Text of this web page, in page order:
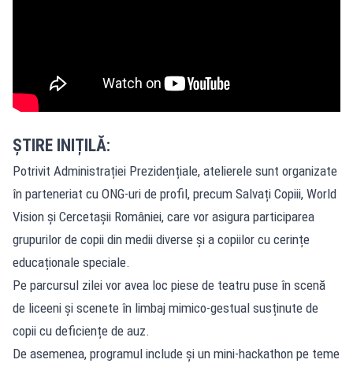
ȘTIRE INIȚILĂ:
Potrivit Administrației Prezidențiale, atelierele sunt organizate
în parteneriat cu ONG-uri de profil, precum Salvați Copiii, World
Vision și Cercetașii României, care vor asigura participarea
grupurilor de copii din medii diverse și a copiilor cu cerințe
educaționale speciale.
Pe parcursul zilei vor avea loc piese de teatru puse în scenă
de liceeni și scenete în limbaj mimico-gestual susținute de
copii cu deficiențe de auz.
De asemenea, programul include și un mini-hackathon pe teme